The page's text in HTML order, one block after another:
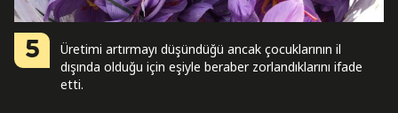
5
Üretimi artırmayı düşündüğü ancak çocuklarının il
dışında olduğu için eşiyle beraber zorlandıklarını ifade
etti.